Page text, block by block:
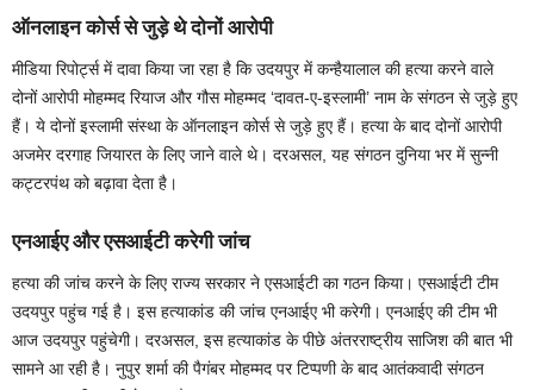
ऑनलाइन कोर्स से जुड़े थे दोनों आरोपी
मीडिया रिपोर्ट्स में दावा किया जा रहा है कि उदयपुर में कन्हैयालाल की हत्या करने वाले
दोनों आरोपी मोहम्मद रियाज और गौस मोहम्मद ‘दावत-ए-इस्लामी’ नाम के संगठन से जुड़े हुए
हैं। ये दोनों इस्लामी संस्था के ऑनलाइन कोर्स से जुड़े हुए हैं। हत्या के बाद दोनों आरोपी
अजमेर दरगाह जियारत के लिए जाने वाले थे। दरअसल, यह संगठन दुनिया भर में सुन्नी
कट्टरपंथ को बढ़ावा देता है।
एनआईए और एसआईटी करेगी जांच
हत्या की जांच करने के लिए राज्य सरकार ने एसआईटी का गठन किया। एसआईटी टीम
उदयपुर पहुंच गई है। इस हत्याकांड की जांच एनआईए भी करेगी। एनआईए की टीम भी
आज उदयपुर पहुंचेगी। दरअसल, इस हत्याकांड के पीछे अंतरराष्ट्रीय साजिश की बात भी
सामने आ रही है। नुपुर शर्मा की पैगंबर मोहम्मद पर टिप्पणी के बाद आतंकवादी संगठन